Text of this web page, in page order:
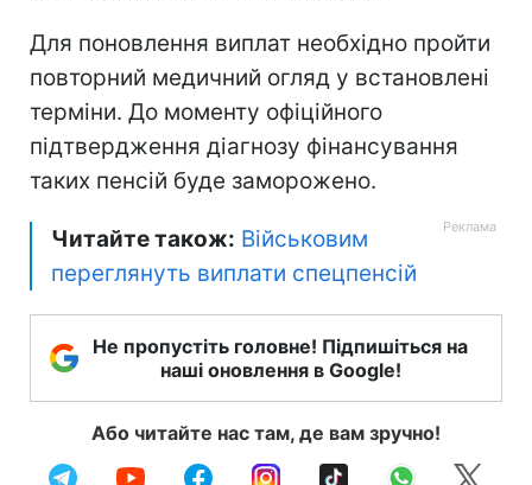
Для поновлення виплат необхідно пройти
повторний медичний огляд у встановлені
терміни. До моменту офіційного
підтвердження діагнозу фінансування
таких пенсій буде заморожено.
Читайте також: Військовим
переглянуть виплати спецпенсій
Не пропустіть головне! Підпишіться на
наші оновлення в Google!
Або читайте нас там, де вам зручно!